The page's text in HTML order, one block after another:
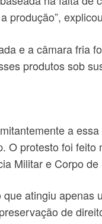
produção”,
e a câmara fria
produtos sob
a
O protesto foi
Militar e Corpo
que atingiu apenas
de